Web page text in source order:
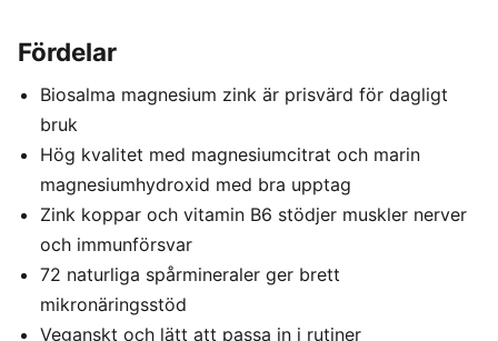
Fördelar
Biosalma magnesium zink är prisvärd för dagligt
bruk
Hög kvalitet med magnesiumcitrat och marin
magnesiumhydroxid med bra upptag
Zink koppar och vitamin B6 stödjer muskler nerver
och immunförsvar
72 naturliga spårmineraler ger brett
mikronäringsstöd
Veganskt och lätt att passa in i rutiner